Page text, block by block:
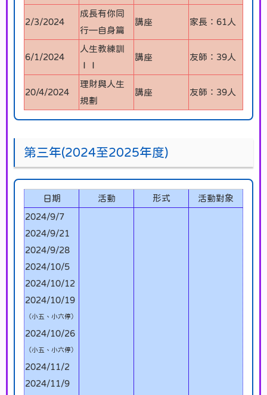
2/3/2024
成長有你同
行—自身篇
講座 家長：61人
6/1/2024
人生教練訓
ＩＩ
講座 友師：39人
20/4/2024
理財與人生
規劃
講座 友師：39人
第三年(2024至2025年度)
日期 活動 形式 活動對象
2024/9/7
2024/9/21
2024/9/28
2024/10/5
2024/10/12
2024/10/19
（小五、小六停）
2024/10/26
（小五、小六停）
2024/11/2
2024/11/9